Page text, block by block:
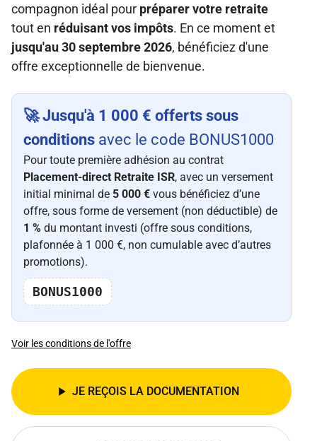
compagnon idéal pour préparer votre retraite
tout en réduisant vos impôts. En ce moment et
jusqu'au 30 septembre 2026, bénéficiez d'une
offre exceptionnelle de bienvenue.
🚀 Jusqu'à 1 000 € offerts sous
conditions avec le code BONUS1000
Pour toute première adhésion au contrat
Placement-direct Retraite ISR, avec un versement
initial minimal de 5 000 € vous bénéficiez d’une
offre, sous forme de versement (non déductible) de
1 % du montant investi (offre sous conditions,
plafonnée à 1 000 €, non cumulable avec d’autres
promotions).
BONUS1000
Voir les conditions de l'offre
JE REÇOIS LA DOCUMENTATION